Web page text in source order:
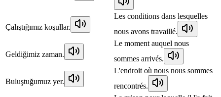
Çalıştığımız koşullar.
Les conditions dans lesquelles
nous avons travaillé.
Geldiğimiz zaman.
Le moment auquel nous
sommes arrivés.
Buluştuğumuz yer.
L'endroit où nous nous sommes
rencontrés.